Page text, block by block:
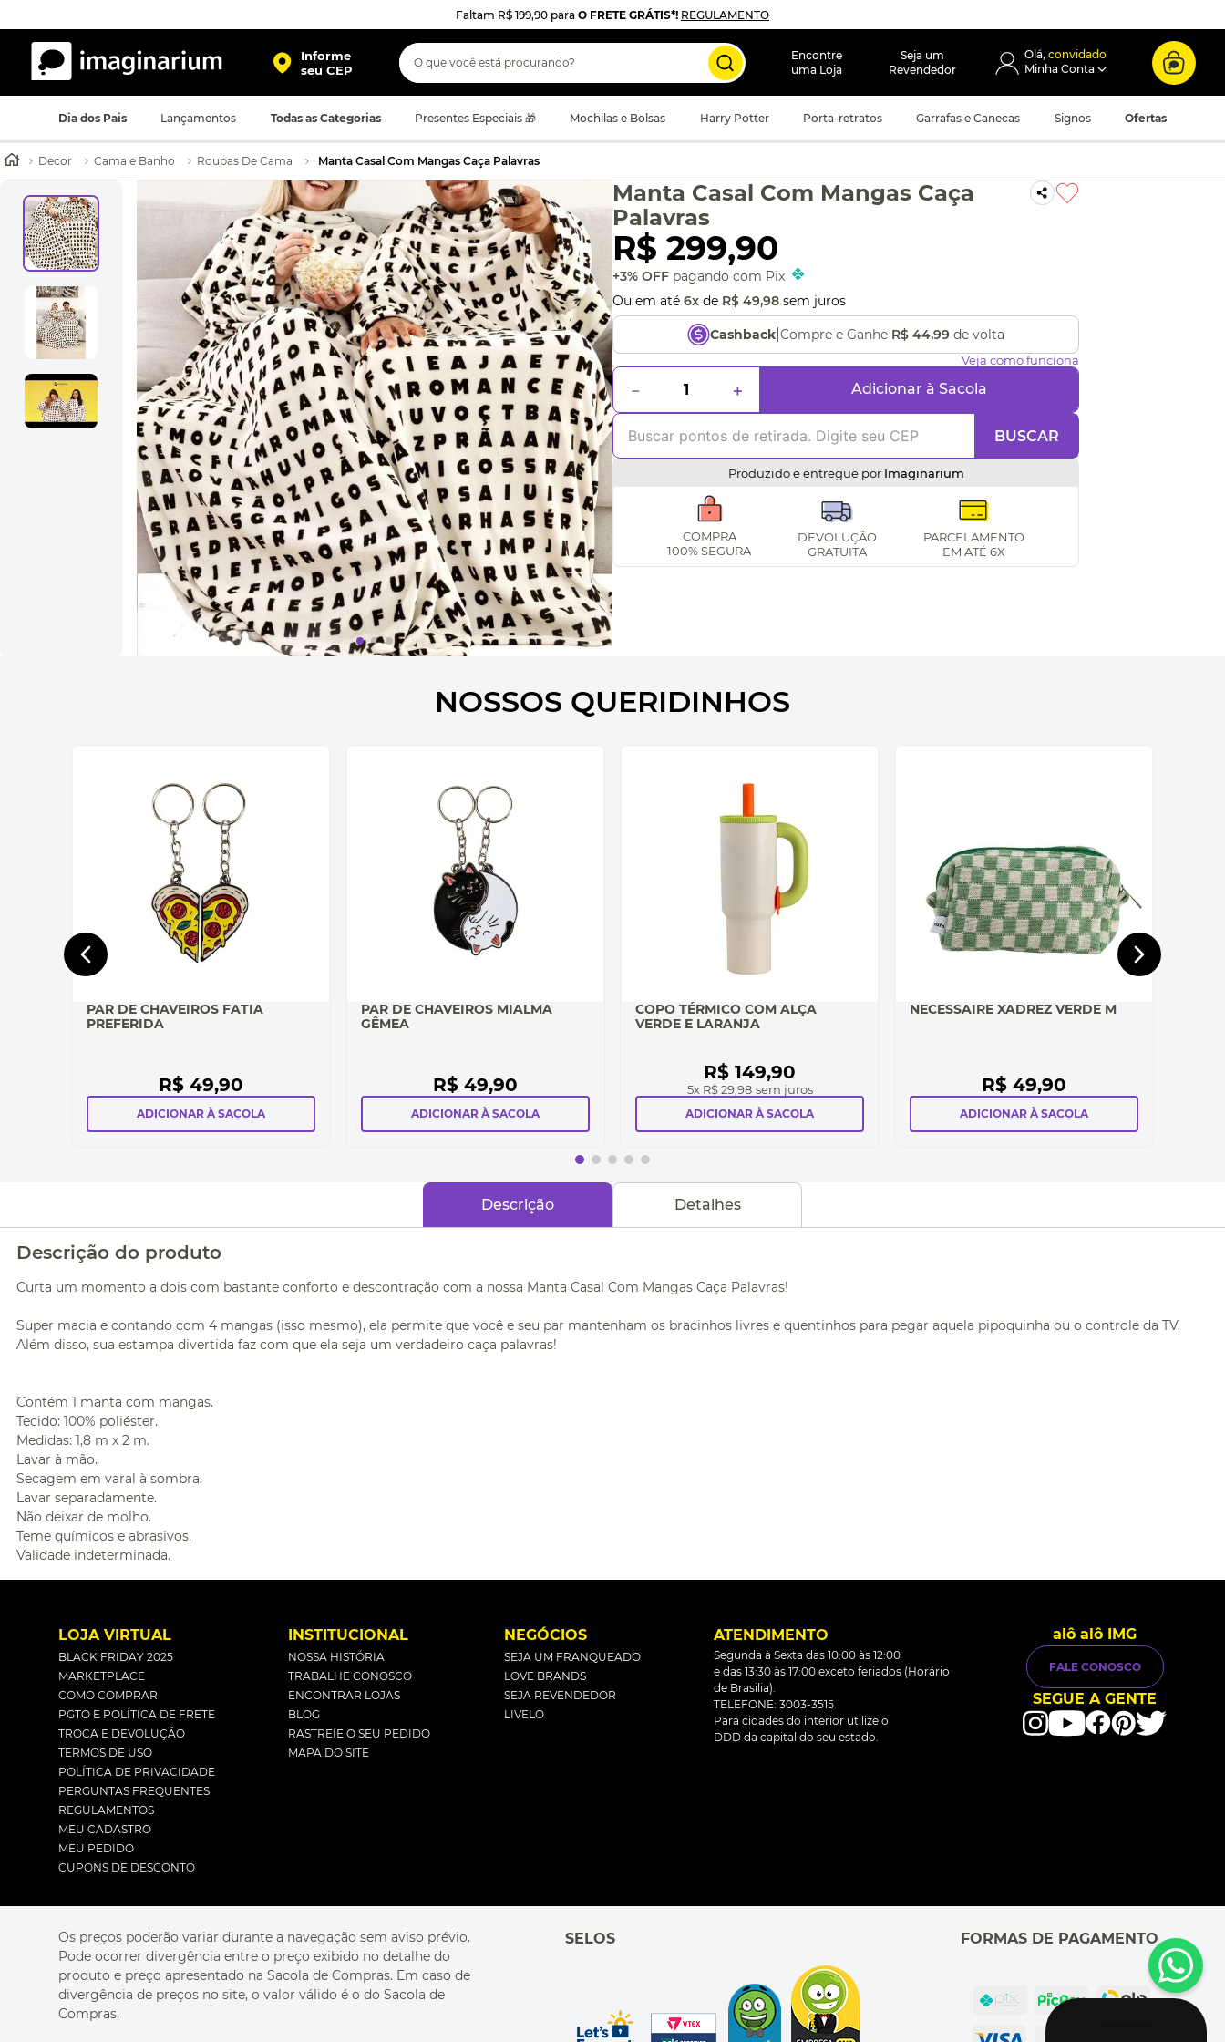
Faltam R$ 199,90 para O FRETE GRÁTIS*! REGULAMENTO
Informe
seu CEP
O que você está procurando?
Encontre
uma Loja
Seja um
Revendedor
convidado
Dia dos Pais Lançamentos Todas as Categorias Presentes Especiais 🎁 Mochilas e Bolsas Harry Potter Porta-retratos Garrafas e Canecas Signos Ofertas
Decor Cama e Banho Roupas De Cama Manta Casal Com Mangas Caça Palavras
Manta Casal Com Mangas Caça
Palavras
R$ 299,90
+3% OFF pagando com Pix
Ou em até 6x de R$ 49,98 sem juros
Cashback Compre e Ganhe R$ 44,99 de volta
Veja como funciona
＋
－ Adicionar à Sacola
BUSCAR
Produzido e entregue por Imaginarium
COMPRA
100% SEGURA
DEVOLUÇÃO
GRATUITA
PARCELAMENTO
EM ATÉ 6X
NOSSOS QUERIDINHOS
PAR DE CHAVEIROS FATIA
PREFERIDA
R$ 49,90
ADICIONAR À SACOLA
PAR DE CHAVEIROS MIALMA
GÊMEA
R$ 49,90
ADICIONAR À SACOLA
COPO TÉRMICO COM ALÇA
VERDE E LARANJA
R$ 149,90
5x R$ 29,98 sem juros
ADICIONAR À SACOLA
NECESSAIRE XADREZ VERDE M
R$ 49,90
ADICIONAR À SACOLA
Descrição Detalhes
Descrição do produto
Curta um momento a dois com bastante conforto e descontração com a nossa Manta Casal Com Mangas Caça Palavras!
Super macia e contando com 4 mangas (isso mesmo), ela permite que você e seu par mantenham os bracinhos livres e quentinhos para pegar aquela pipoquinha ou o controle da TV.
Além disso, sua estampa divertida faz com que ela seja um verdadeiro caça palavras!
Contém 1 manta com mangas.
Tecido: 100% poliéster.
Medidas: 1,8 m x 2 m.
Lavar à mão.
Secagem em varal à sombra.
Lavar separadamente.
Não deixar de molho.
Teme químicos e abrasivos.
Validade indeterminada.
LOJA VIRTUAL
BLACK FRIDAY 2025
MARKETPLACE
COMO COMPRAR
PGTO E POLÍTICA DE FRETE
TROCA E DEVOLUÇÃO
TERMOS DE USO
POLÍTICA DE PRIVACIDADE
PERGUNTAS FREQUENTES
REGULAMENTOS
MEU CADASTRO
MEU PEDIDO
CUPONS DE DESCONTO
INSTITUCIONAL
NOSSA HISTÓRIA
TRABALHE CONOSCO
ENCONTRAR LOJAS
BLOG
RASTREIE O SEU PEDIDO
MAPA DO SITE
NEGÓCIOS
SEJA UM FRANQUEADO
LOVE BRANDS
SEJA REVENDEDOR
LIVELO
ATENDIMENTO
Segunda à Sexta das 10:00 às 12:00
e das 13:30 às 17:00 exceto feriados (Horário
de Brasilia).
TELEFONE: 3003-3515
Para cidades do interior utilize o
DDD da capital do seu estado.
alô alô IMG
FALE CONOSCO
SEGUE A GENTE
Os preços poderão variar durante a navegação sem aviso prévio.
Pode ocorrer divergência entre o preço exibido no detalhe do
produto e preço apresentado na Sacola de Compras. Em caso de
divergência de preços no site, o valor válido é o do Sacola de
Compras.
SELOS FORMAS DE PAGAMENTO
TERMOS MAIS BUSCADOS
harry potter
2º
bolsa
caneca
luminaria
necessaire
8º
garrafa
9º
friends
10º bolsa termica